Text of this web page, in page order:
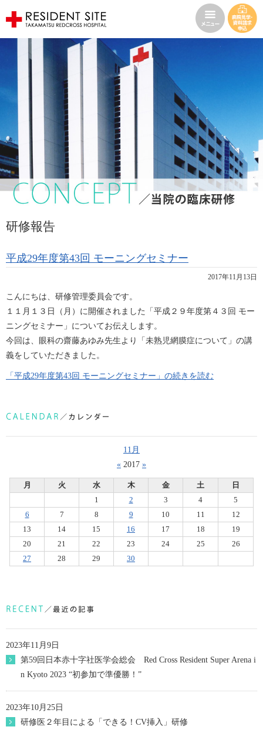
研修報告
平成29年度第43回 モーニングセミナー
2017年11月13日
こんにちは、研修管理委員会です。
１１月１３日（月）に開催されました「平成２９年度第４３回 モー
ニングセミナー」についてお伝えします。
今回は、眼科の齋藤あゆみ先生より「未熟児網膜症について」の講
義をしていただきました。
「平成29年度第43回 モーニングセミナー」の続きを読む
11月
« 2017 »
月 火 水 木 金 土
日
1
2 3 4
5
6
7 8 9 10 11
12
13
14 15 16 17 18
19
20
21 22 23 24 25
26
27
28 29 30
2023年11月9日
第59回日本赤十字社医学会総会 Red Cross Resident Super Arena i
n Kyoto 2023 “初参加で準優勝！”
2023年10月25日
研修医２年目による「できる！CV挿入」研修